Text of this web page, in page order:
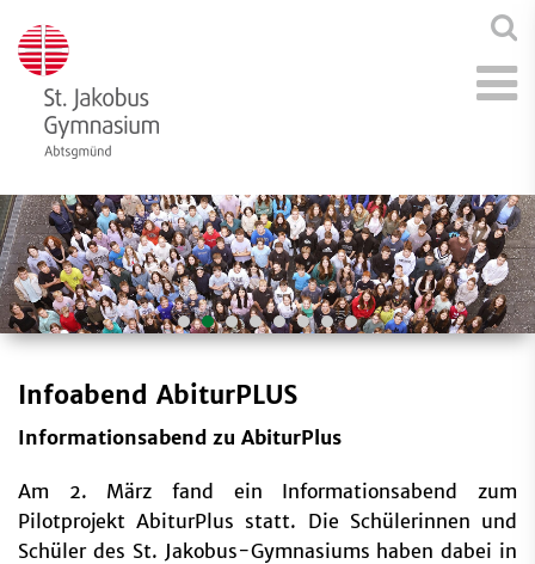
Infoabend AbiturPLUS
Informationsabend zu AbiturPlus
Am 2. März fand ein Informationsabend zum
Pilotprojekt AbiturPlus statt. Die Schülerinnen und
Schüler des St. Jakobus-Gymnasiums haben dabei in